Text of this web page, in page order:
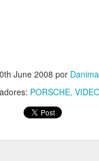
June 2008 por
PORSCHE